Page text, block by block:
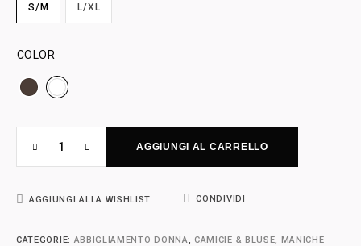
S/M L/XL
COLOR
AGGIUNGI AL CARRELLO
AGGIUNGI ALLA WISHLIST CONDIVIDI
CATEGORIE: ABBIGLIAMENTO DONNA, CAMICIE & BLUSE, MANICHE